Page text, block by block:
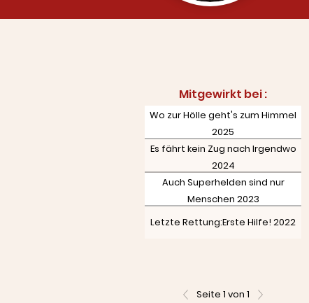
Mitgewirkt bei :​
Wo zur Hölle geht's zum Himmel
2025
Es fährt kein Zug nach Irgendwo
2024
Auch Superhelden sind nur
Menschen 2023
Letzte Rettung:Erste Hilfe! 2022
Seite 1 von 1